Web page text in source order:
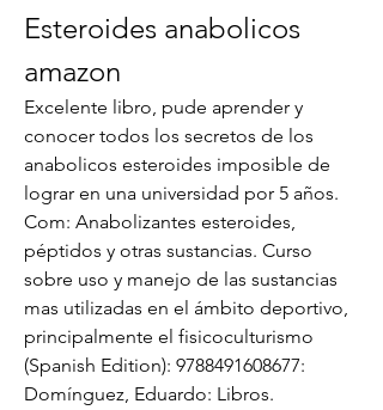
Esteroides anabolicos
amazon
Excelente libro, pude aprender y
conocer todos los secretos de los
anabolicos esteroides imposible de
lograr en una universidad por 5 años.
Com: Anabolizantes esteroides,
péptidos y otras sustancias. Curso
sobre uso y manejo de las sustancias
mas utilizadas en el ámbito deportivo,
principalmente el fisicoculturismo
(Spanish Edition): 9788491608677:
Domínguez, Eduardo: Libros.